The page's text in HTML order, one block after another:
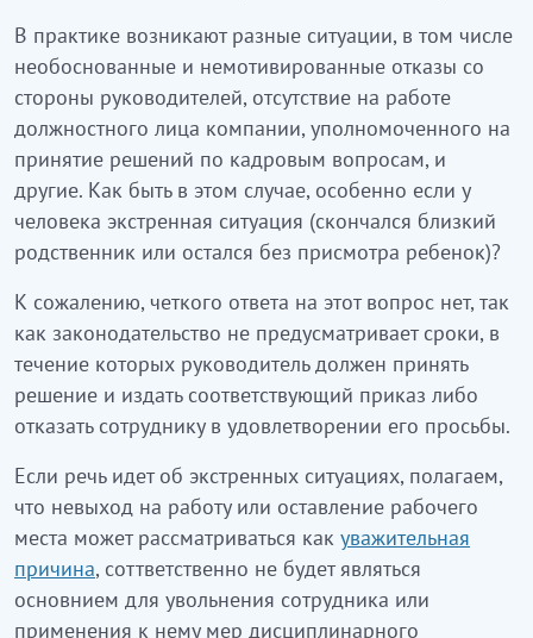
В практике возникают разные ситуации, в том числе
необоснованные и немотивированные отказы со
стороны руководителей, отсутствие на работе
должностного лица компании, уполномоченного на
принятие решений по кадровым вопросам, и
другие. Как быть в этом случае, особенно если у
человека экстренная ситуация (скончался близкий
родственник или остался без присмотра ребенок)?
К сожалению, четкого ответа на этот вопрос нет, так
как законодательство не предусматривает сроки, в
течение которых руководитель должен принять
решение и издать соответствующий приказ либо
отказать сотруднику в удовлетворении его просьбы.
Если речь идет об экстренных ситуациях, полагаем,
что невыход на работу или оставление рабочего
места может рассматриваться как уважительная
причина, соттветственно не будет являться
основнием для увольнения сотрудника или
применения к нему мер дисциплинарного